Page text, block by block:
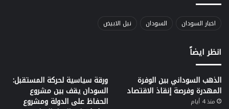
اخبار السودان السودان نيل الابيض
انظر ايضاً
الذهب السوداني بين الوفرة
المهدرة وفرصة إنقاذ الاقتصاد
منذ 4 أيام
ورقة سياسية لحركة المستقبل:
السودان يقف بين مشروع
الحفاظ على الدولة ومشروع